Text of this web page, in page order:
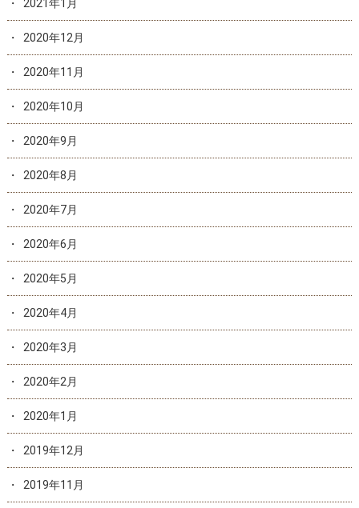
2021年1月
2020年12月
2020年11月
2020年10月
2020年9月
2020年8月
2020年7月
2020年6月
2020年5月
2020年4月
2020年3月
2020年2月
2020年1月
2019年12月
2019年11月